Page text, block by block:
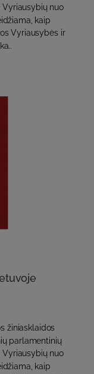
Vyriausybių nuo
kaip
Vyriausybės ir
žiniasklaidos
parlamentinių
Vyriausybių nuo
kaip